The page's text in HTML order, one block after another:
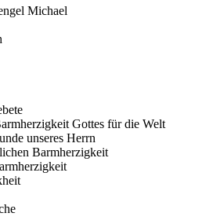
Michael
Gottes für die Welt
unseres Herrn
Barmherzigkeit